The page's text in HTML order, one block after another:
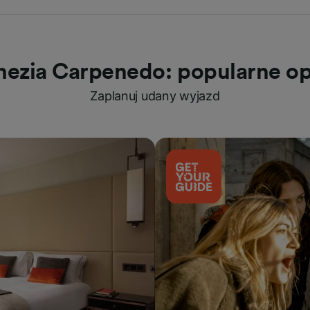
Carpenedo: popularne
Zaplanuj udany wyjazd